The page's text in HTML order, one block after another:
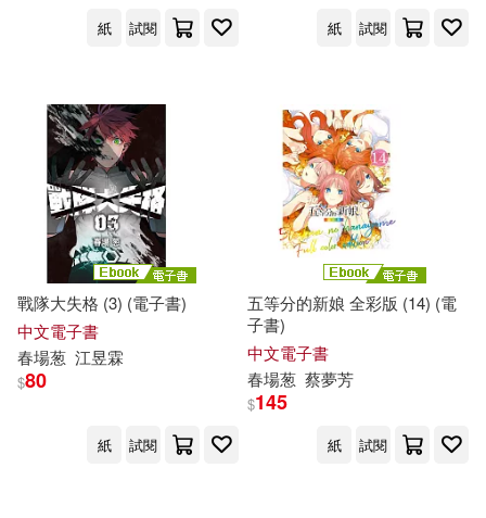
紙 試閱 紙 試閱
戰隊大失格 (3) (電子書)
中文電子書
春場葱 江昱霖
$80
紙 試閱
五等分的新娘 全彩版 (14) (電
子書)
中文電子書
春場葱 蔡夢芳
$145
紙 試閱